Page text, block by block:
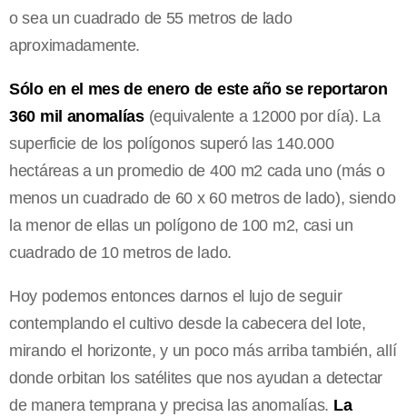
o sea un cuadrado de 55 metros de lado
aproximadamente.
Sólo en el mes de enero de este año se reportaron
360 mil anomalías(equivalente a 12000 por día). La
superficie de los polígonos superó las 140.000
hectáreas a un promedio de 400 m2 cada uno (más o
menos un cuadrado de 60 x 60 metros de lado), siendo
la menor de ellas un polígono de 100 m2, casi un
cuadrado de 10 metros de lado.
Hoy podemos entonces darnos el lujo de seguir
contemplando el cultivo desde la cabecera del lote,
mirando el horizonte, y un poco más arriba también, allí
donde orbitan los satélites que nos ayudan a detectar
de manera temprana y precisa las anomalías. La